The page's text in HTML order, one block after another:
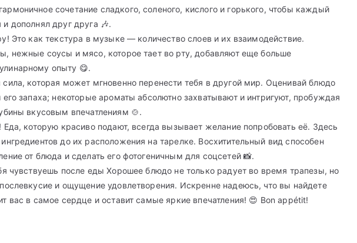
сочетание сладкого, соленого, кислого и горького, чтобы каждый
дополнял друг друга 🎶.
Это как текстура в музыке — количество слоев и их взаимодействие.
нежные соусы и мясо, которое тает во рту, добавляют еще больше
опыту 😋.
которая может мгновенно перенести тебя в другой мир. Оценивай блюдо
запаха; некоторые ароматы абсолютно захватывают и интригуют, пробуждая
вкусовым впечатлениям 🍲.
Еда, которую красиво подают, всегда вызывает желание попробовать её. Здесь
до их расположения на тарелке. Восхитительный вид способен
от блюда и сделать его фотогеничным для соцсетей 📸.
чувствуешь после еды Хорошее блюдо не только радует во время трапезы, но
и ощущение удовлетворения. Искренне надеюсь, что вы найдете
вас в самое сердце и оставит самые яркие впечатления! 😍 Bon appétit!